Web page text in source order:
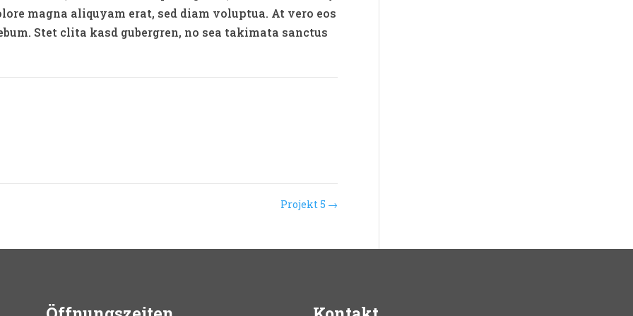
magna aliquyam erat, sed diam voluptua. At vero eos
Stet clita kasd gubergren, no sea takimata sanctus
Projekt 5 →